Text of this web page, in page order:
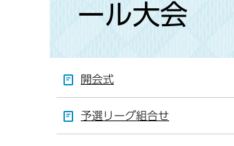
ール大会
開会式
予選リーグ組合せ